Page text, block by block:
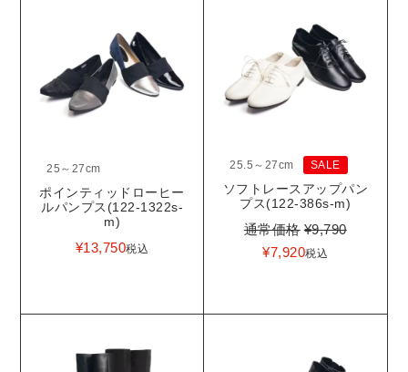
25～27cm
ポインティッドローヒー
ルパンプス(122-1322s-
m)
¥13,750税込
25.5～27cm SALE
ソフトレースアップパン
プス(122-386s-m)
通常価格 ¥9,790
¥7,920税込